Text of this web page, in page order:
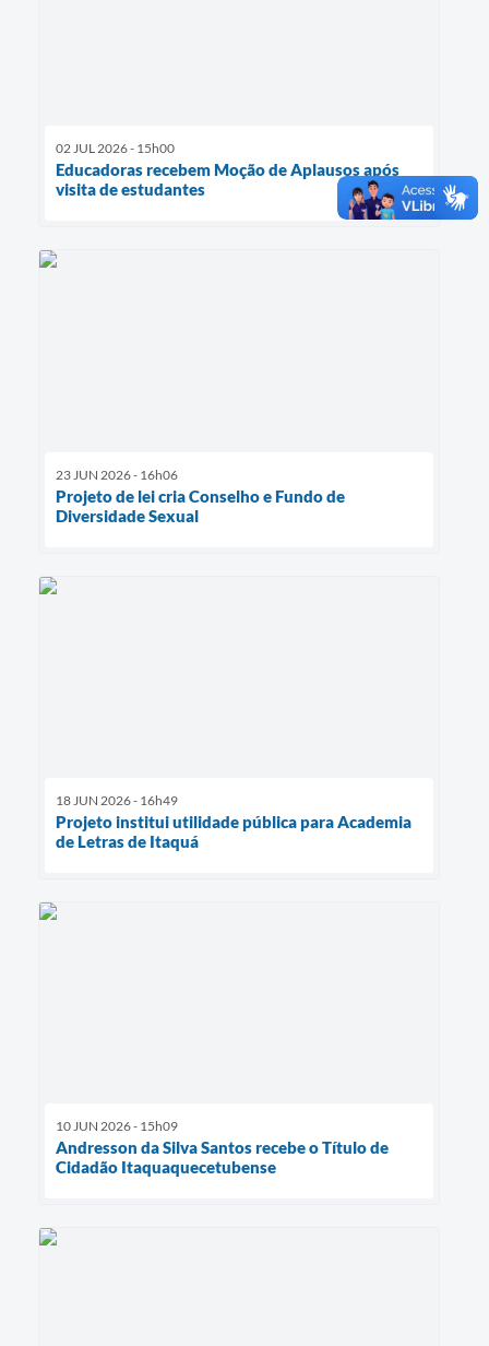
02 JUL 2026 - 15h00
Educadoras recebem Moção de Aplausos após
visita de estudantes
23 JUN 2026 - 16h06
Projeto de lei cria Conselho e Fundo de
Diversidade Sexual
18 JUN 2026 - 16h49
Projeto institui utilidade pública para Academia
de Letras de Itaquá
10 JUN 2026 - 15h09
Andresson da Silva Santos recebe o Título de
Cidadão Itaquaquecetubense